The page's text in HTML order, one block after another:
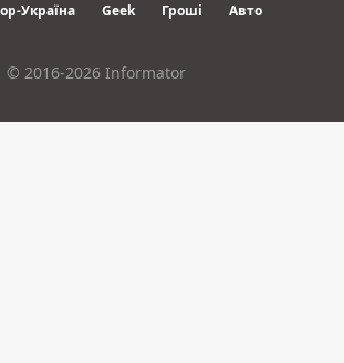
Україна Geek Гроші Авто
© 2016-2026 Informator